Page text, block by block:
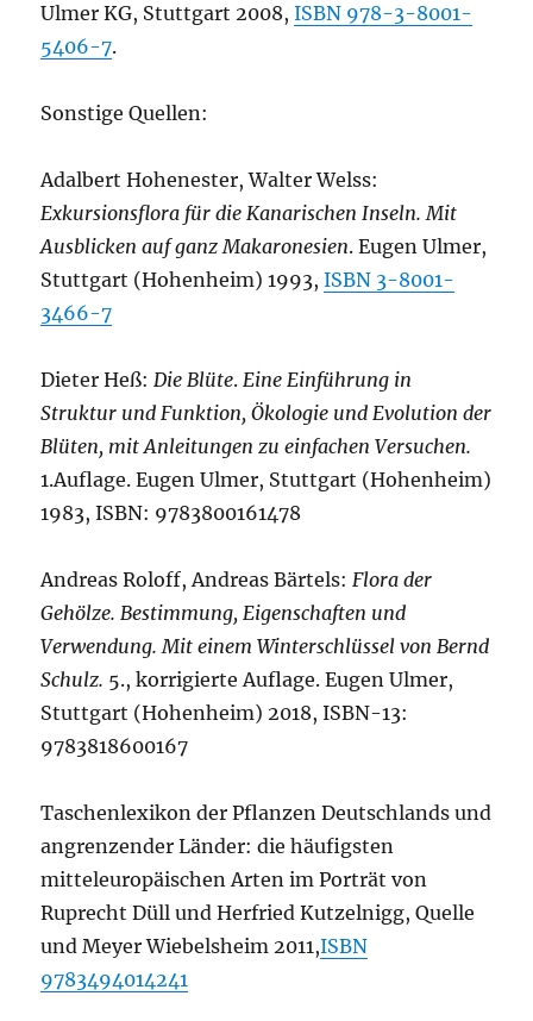
Ulmer KG, Stuttgart 2008,ISBN 978-3-8001-
5406-7.
Sonstige Quellen:
Adalbert Hohenester, Walter Welss:
Exkursionsflora für die Kanarischen Inseln. Mit
Ausblicken auf ganz Makaronesien. Eugen Ulmer,
Stuttgart (Hohenheim) 1993,ISBN 3-8001-
3466-7
Dieter Heß:Die Blüte. Eine Einführung in
Struktur und Funktion, Ökologie und Evolution der
Blüten, mit Anleitungen zu einfachen Versuchen.
1.Auflage. Eugen Ulmer, Stuttgart (Hohenheim)
1983, ISBN: 9783800161478
Andreas Roloff, Andreas Bärtels:Flora der
Gehölze. Bestimmung, Eigenschaften und
Verwendung. Mit einem Winterschlüssel von Bernd
Schulz. 5., korrigierte Auflage. Eugen Ulmer,
Stuttgart (Hohenheim) 2018, ISBN-13:
9783818600167
Taschenlexikon der Pflanzen Deutschlands und
angrenzender Länder: die häufigsten
mitteleuropäischen Arten im Porträt von
Ruprecht Düll und Herfried Kutzelnigg, Quelle
und Meyer Wiebelsheim 2011,ISBN
9783494014241